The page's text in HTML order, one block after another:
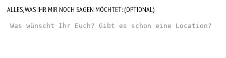
ALLES, WAS IHR MIR NOCH SAGEN MÖCHTET: (OPTIONAL)